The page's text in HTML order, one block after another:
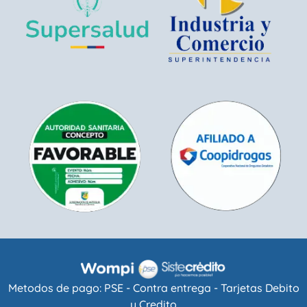
Metodos de pago: PSE - Contra entrega - Tarjetas Debito